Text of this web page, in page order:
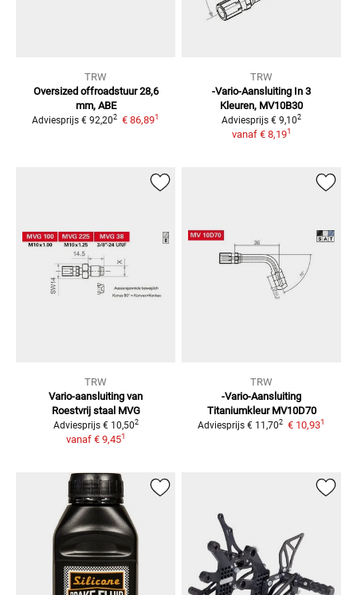
TRW
Oversized offroadstuur 28,6
mm, ABE
Adviesprijs € 92,202 € 86,891
TRW
-Vario-Aansluiting In 3
Kleuren, MV10B30
Adviesprijs € 9,102
vanaf € 8,191
TRW
Vario-aansluiting van
Roestvrij staal MVG
Adviesprijs € 10,502
vanaf € 9,451
TRW
-Vario-Aansluiting
Titaniumkleur MV10D70
Adviesprijs € 11,702 € 10,931